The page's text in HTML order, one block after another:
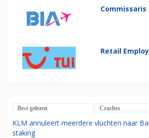
Commissaris
Retail
Best gelezen Crashes
KLM annuleert meerdere vluchten naar
staking